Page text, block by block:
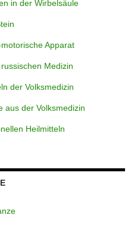
in der Wirbelsäule
Apparat
Medizin
der Volksmedizin
aus der Volksmedizin
Heilmitteln